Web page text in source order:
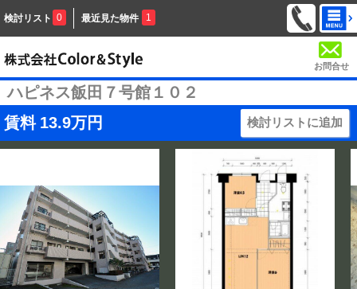
検討リスト 0 最近見た物件 1
お問合せ
ハピネス飯田７号館１０２
賃料 13.9万円 検討リストに追加